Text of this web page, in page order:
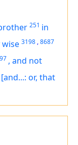
251 in
3198 ,8687
, and not
[and...: or, that